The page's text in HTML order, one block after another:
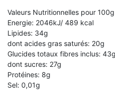
Valeurs Nutritionnelles pour
Energie: 2046kJ/ 489 kcal
Lipides: 34g
dont acides gras saturés: 20g
Glucides totaux fibres inclus: 43g
dont sucres: 27g
Protéines: 8g
Sel: 0,01g